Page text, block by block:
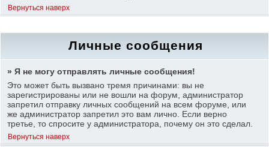
Вернуться наверх
Личные сообщения
» Я не могу отправлять личные сообщения!
Это может быть вызвано тремя причинами: вы не
зарегистрированы или не вошли на форум, администратор
запретил отправку личных сообщений на всем форуме, или
же администратор запретил это вам лично. Если верно
третье, то спросите у администратора, почему он это сделал.
Вернуться наверх